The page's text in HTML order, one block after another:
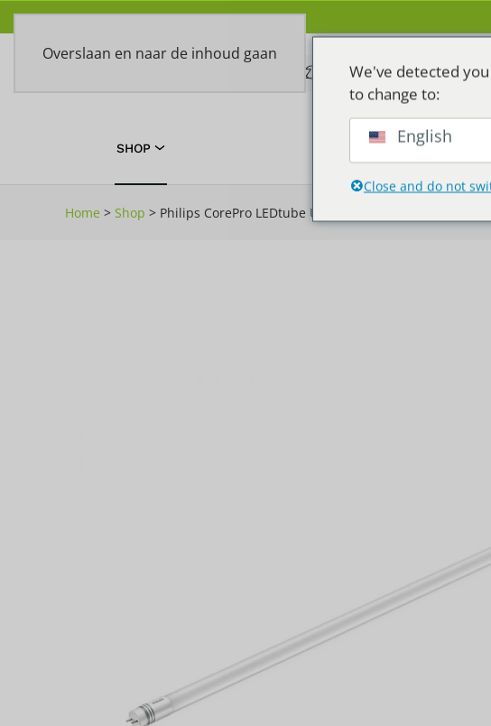
Overslaan en naar de inhoud gaan
SHOP TOEPASSINGEN
Home > Shop > Philips CorePro LEDtube Universal T8
We've detected
to change to:
English
Close and do not